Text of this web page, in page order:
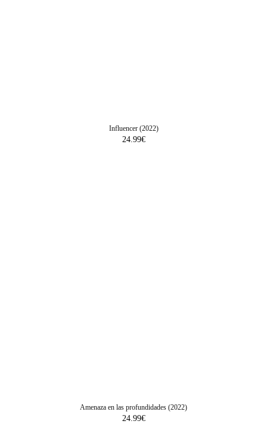
Influencer (2022)
24.99€
Amenaza en las profundidades (2022)
24.99€